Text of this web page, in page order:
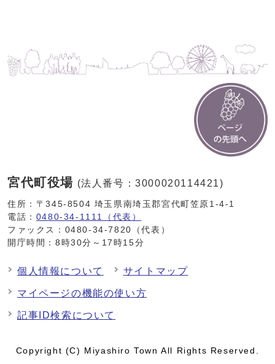
宮代町役場 (法人番号：3000020114421)
住所：〒345-8504 埼玉県南埼玉郡宮代町笠原1-4-1
電話： 0480-34-1111（代表）
ファックス：0480-34-7820（代表）
開庁時間：8時30分～17時15分
個人情報について サイトマップ
マイページの機能の使い方
記事ID検索について
Copyright (C) Miyashiro Town All Rights Reserved.